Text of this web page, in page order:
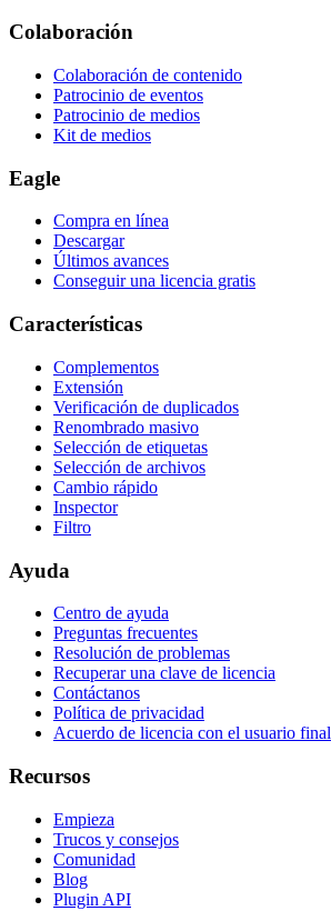
Colaboración
Colaboración de contenido
Patrocinio de eventos
Patrocinio de medios
Kit de medios
Eagle
Compra en línea
Descargar
Últimos avances
Conseguir una licencia gratis
Características
Complementos
Extensión
Verificación de duplicados
Renombrado masivo
Selección de etiquetas
Selección de archivos
Cambio rápido
Inspector
Filtro
Ayuda
Centro de ayuda
Preguntas frecuentes
Resolución de problemas
Recuperar una clave de licencia
Contáctanos
Política de privacidad
Acuerdo de licencia con el usuario final
Recursos
Empieza
Trucos y consejos
Comunidad
Blog
Plugin API